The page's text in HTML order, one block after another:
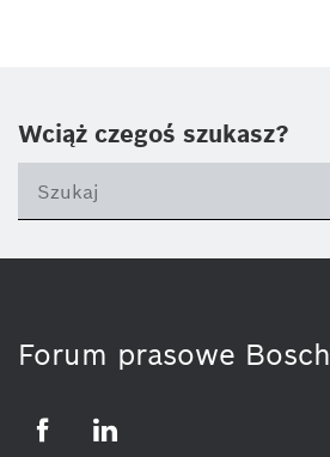
Wciąż czegoś szukasz?
Forum prasowe Bosch